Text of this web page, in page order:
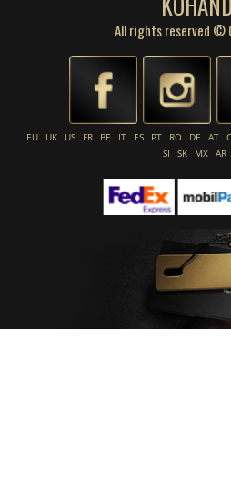
All rights reserved ©
EU UK US FR BE IT ES PT RO DE AT
SI
SK MX AR